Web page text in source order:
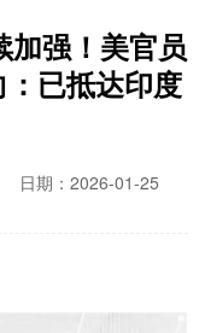
加强！美官员
已抵达印度
日期：2026-01-25